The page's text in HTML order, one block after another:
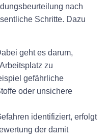
nach
Schritte. Dazu
geht es darum,
zu
gefährliche
oder unsichere
identifiziert, erfolgt
der damit